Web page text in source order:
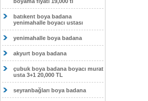
batıkent boya badana
yenimahalle boyacı ustası
yenimahalle boya badana
akyurt boya badana
çubuk boya badana boyacı murat
usta 3+1 20,000 TL
seyranbağları boya badana